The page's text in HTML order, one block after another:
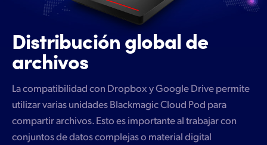
Distribución global de
archivos
La compatibilidad con Dropbox y Google Drive permite
utilizar varias unidades Blackmagic Cloud Pod para
compartir archivos. Esto es importante al trabajar con
conjuntos de datos complejas o material digital